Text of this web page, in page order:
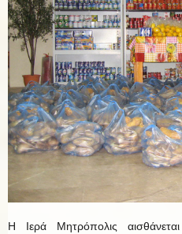
Η Ιερά Μητρόπολις